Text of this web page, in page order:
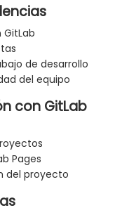
de desarrollo
del equipo
con GitLab
Pages
del proyecto